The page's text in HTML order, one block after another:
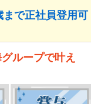
で正社員登用可
ループで叶え